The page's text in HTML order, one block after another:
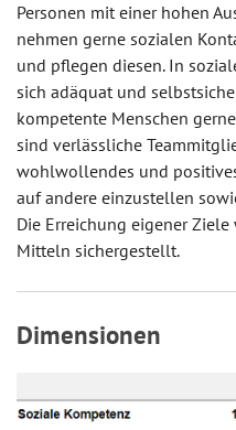
Personen mit einer hohen
nehmen gerne sozialen
und pflegen diesen. In
sich adäquat und
kompetente Menschen
sind verlässliche
wohlwollendes und
auf andere einzustellen
Die Erreichung eigener
Mitteln sichergestellt.
Dimensionen